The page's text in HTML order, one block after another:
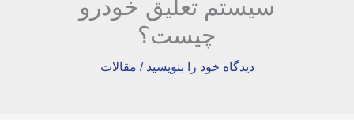
سیستم تعلیق خودرو
چیست؟
دیدگاه‌ خود را بنویسید / مقالات